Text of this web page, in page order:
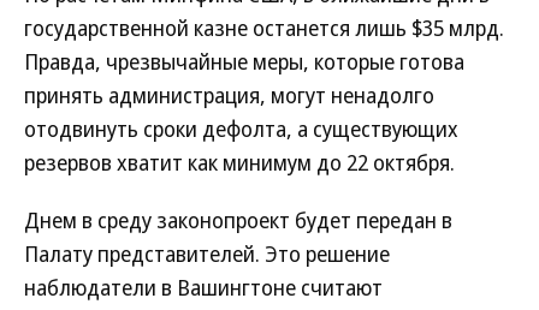
государственной казне останется лишь $35 млрд.
Правда, чрезвычайные меры, которые готова
принять администрация, могут ненадолго
отодвинуть сроки дефолта, а существующих
резервов хватит как минимум до 22 октября.
Днем в среду законопроект будет передан в
Палату представителей. Это решение
наблюдатели в Вашингтоне считают